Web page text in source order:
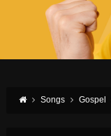
Songs Gospel